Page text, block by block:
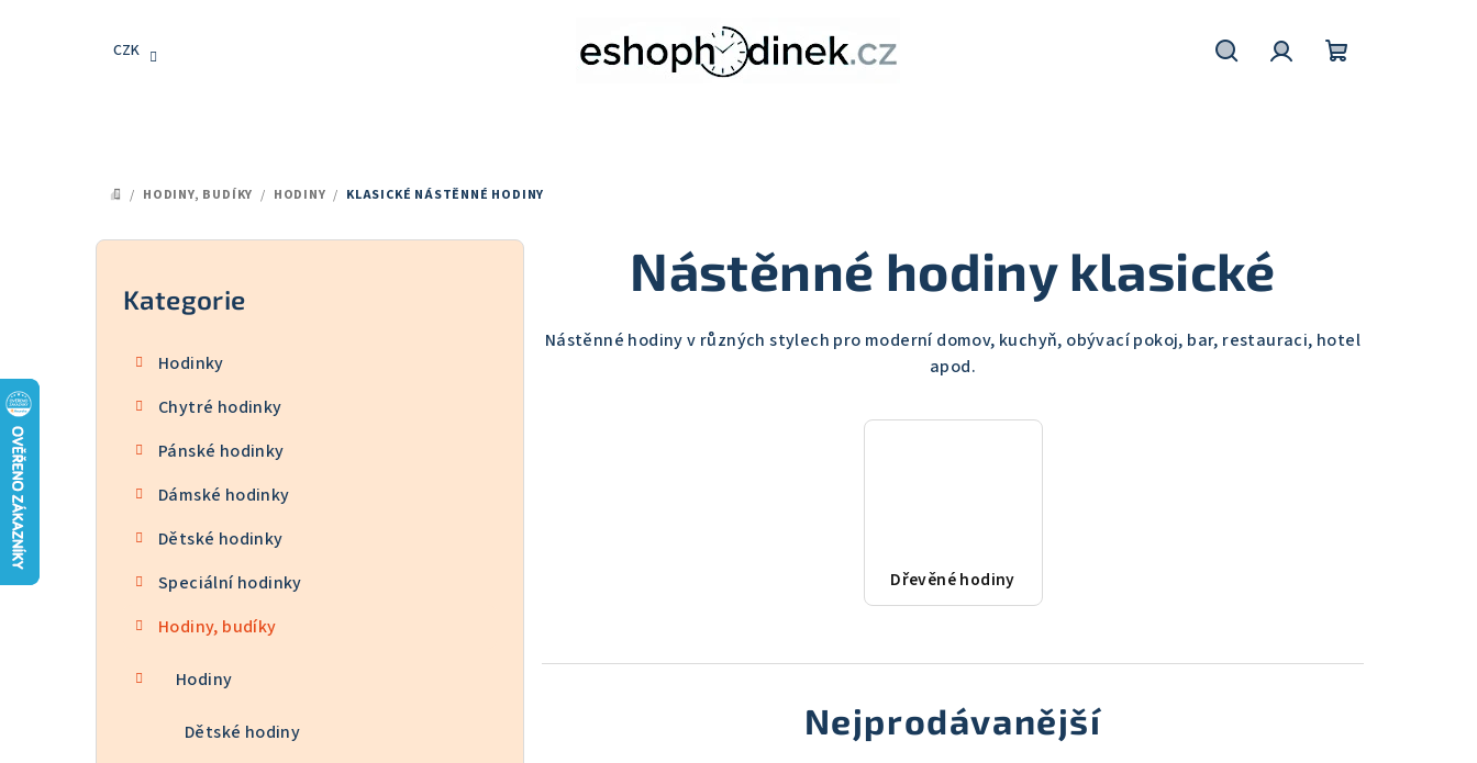
CZK
DOMŮ
/ HODINY, BUDÍKY / HODINY / KLASICKÉ NÁSTĚNNÉ HODINY
P
Přeskočit
kategorie
Kategorie
Hodinky
Chytré hodinky
Pánské hodinky
Dámské hodinky
Dětské hodinky
Speciální hodinky
Hodiny, budíky
Hodiny
Dětské hodiny
Nástěnné hodiny klasické
Nástěnné hodiny v různých stylech pro moderní domov, kuchyň, obývací pokoj, bar, restauraci, hotel
apod.
Dřevěné hodiny
Nejprodávanější